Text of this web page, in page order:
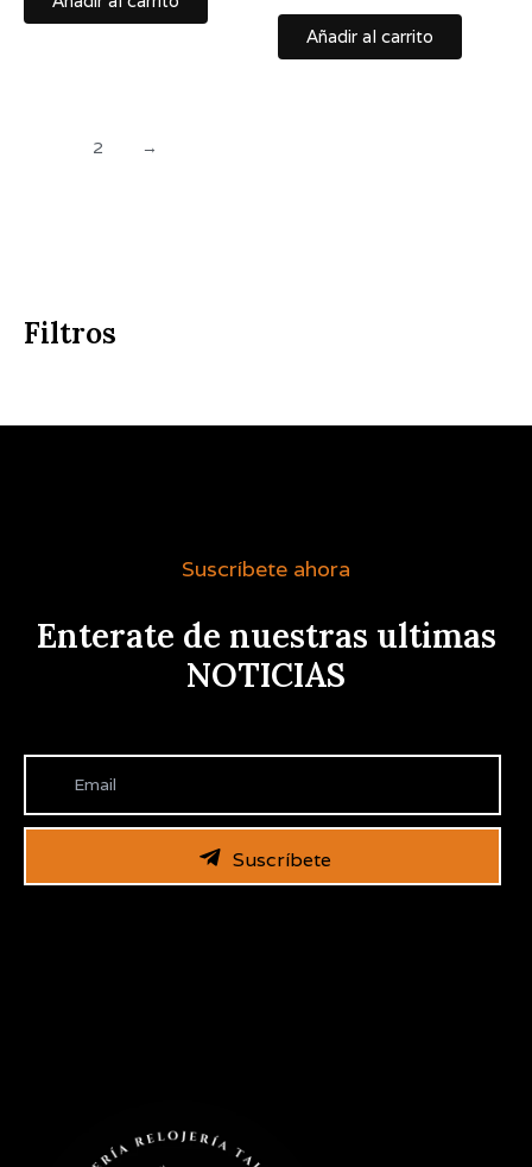
Filtros
Añadir al carrito
2 →
Suscríbete ahora
Enterate de nuestras ultimas
NOTICIAS
Suscríbete